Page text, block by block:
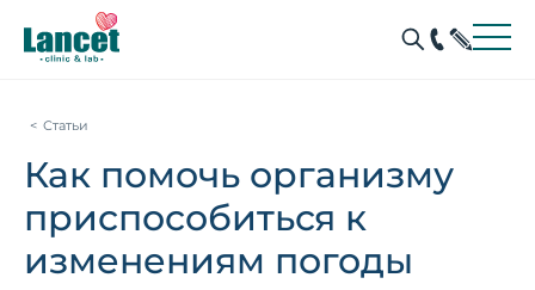
Статьи
Как помочь организму
приспособиться к
изменениям погоды